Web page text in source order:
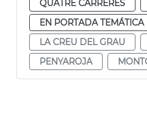
QUATRE CARRERES
EN PORTADA TEMÁTICA
LA CREU DEL GRAU
PENYAROJA